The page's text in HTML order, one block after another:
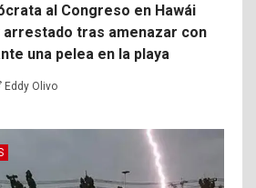
al Congreso en Hawái
arrestado tras amenazar con
una pelea en la playa
Eddy Olivo